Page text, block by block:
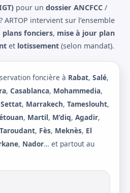
pour un dossier ANCFCC /
ARTOP intervient sur l’ensemble
plans fonciers, mise à jour plan
et lotissement(selon mandat).
foncière à Rabat, Salé,
, Casablanca, Mohammedia,
Settat, Marrakech, Tameslouht,
, Martil, M’diq, Agadir,
Taroudant, Fès, Meknès, El
, Nador… et partout au